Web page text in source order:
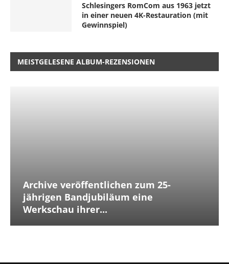
Schlesingers RomCom aus 1963 jetzt
in einer neuen 4K-Restauration (mit
Gewinnspiel)
MEISTGELESENE ALBUM-REZENSIONEN
Archive veröffentlichen zum 25-
jährigen Bandjubiläum eine
Werkschau ihrer...